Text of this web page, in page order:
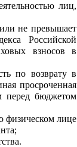
лиц,
или не превышает
Российской
взносов в
по возврату в
просроченная
перед бюджетом
физическом лице